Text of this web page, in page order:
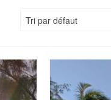
Tri par défaut